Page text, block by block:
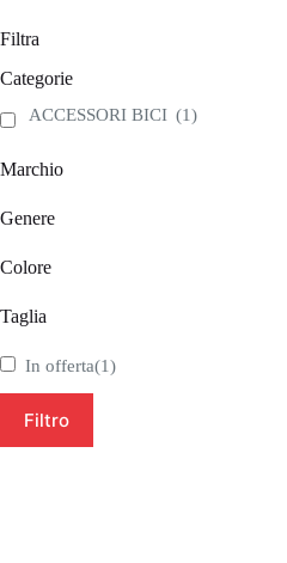
Filtra
Categorie
ACCESSORI BICI (1)
Marchio
Genere
Colore
Taglia
In offerta(1)
Filtro